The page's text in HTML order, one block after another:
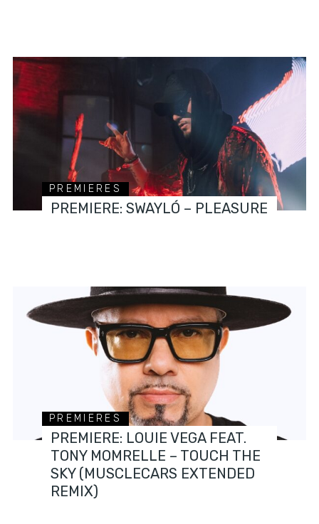
PREMIERES
PREMIERE: SWAYLÓ – PLEASURE
PREMIERES
PREMIERE: LOUIE VEGA FEAT.
TONY MOMRELLE – TOUCH THE
SKY (MUSCLECARS EXTENDED
REMIX)